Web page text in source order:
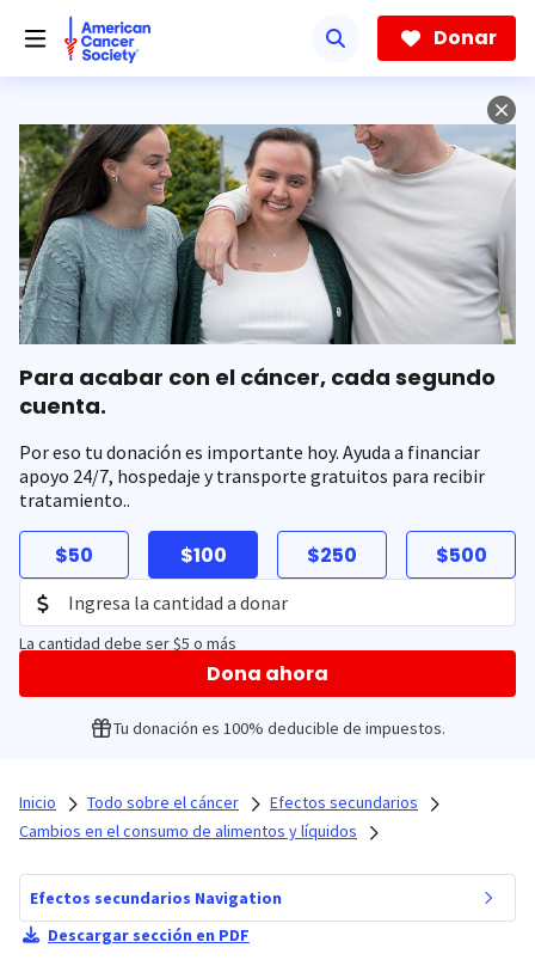
hacia
contenido
Donar
Para acabar con el cáncer, cada segundo
cuenta.
Por eso tu donación es importante hoy. Ayuda a financiar
apoyo 24/7, hospedaje y transporte gratuitos para recibir
tratamiento..
$50 $100 $250 $500
La cantidad debe ser $5 o más
Dona ahora
Tu donación es 100% deducible de impuestos.
Inicio Todo sobre el cáncer
Efectos secundarios
Cambios en el consumo de alimentos y líquidos
Efectos secundarios Navigation
Descargar sección en PDF